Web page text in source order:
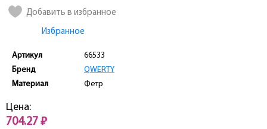
Добавить в избранное
Избранное
Артикул
66533
Бренд
QWERTY
Материал
Фетр
Цена:
704.27 ₽